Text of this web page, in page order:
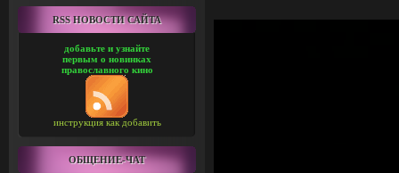
RSS НОВОСТИ САЙТА
добавьте и узнайте
первым о новинках
православного кино
инструкция как добавить
ОБЩЕНИЕ-ЧАТ